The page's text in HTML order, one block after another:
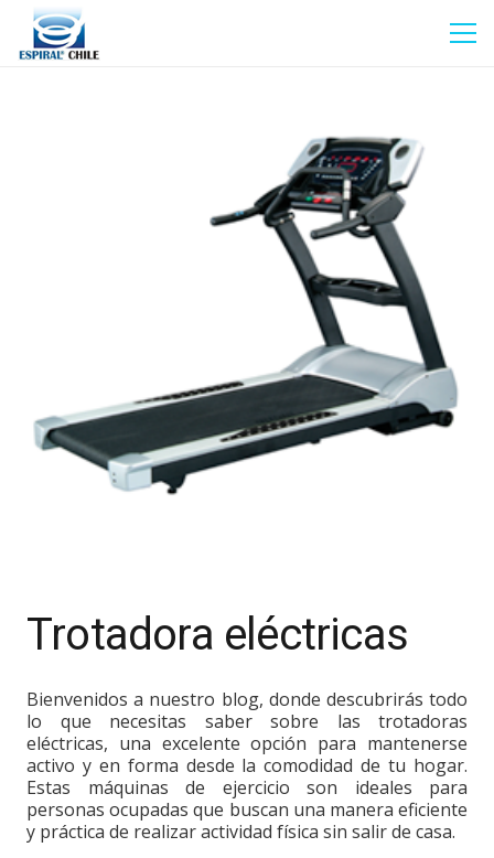
Trotadora eléctricas
Bienvenidos a nuestro blog, donde descubrirás todo
lo que necesitas saber sobre las trotadoras
eléctricas, una excelente opción para mantenerse
activo y en forma desde la comodidad de tu hogar.
Estas máquinas de ejercicio son ideales para
personas ocupadas que buscan una manera eficiente
y práctica de realizar actividad física sin salir de casa.